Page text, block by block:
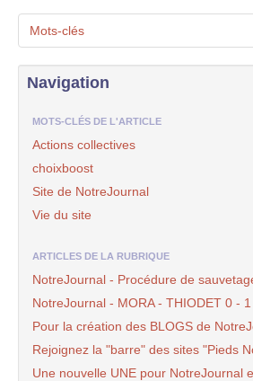
Mots-clés
Navigation
MOTS-CLÉS DE L'ARTICLE
Actions collectives
choixboost
Site de NotreJournal
Vie du site
ARTICLES DE LA RUBRIQUE
NotreJournal - Procédure de
NotreJournal - MORA - THIODET 0 - 1
Pour la création des BLOGS de
Rejoignez la "barre" des sites "Pieds
Une nouvelle UNE pour NotreJournal